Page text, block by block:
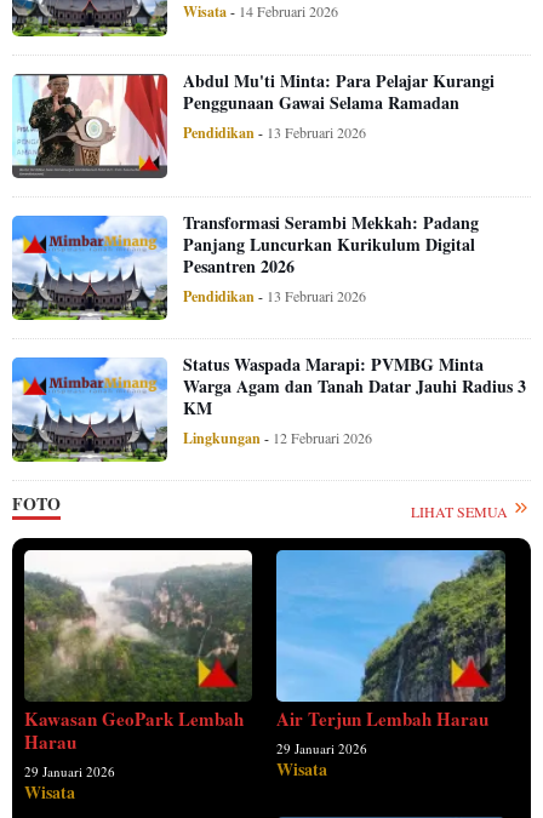
Wisata- 14 Februari 2026
Abdul Mu'ti Minta: Para Pelajar Kurangi
Penggunaan Gawai Selama Ramadan
Pendidikan- 13 Februari 2026
Transformasi Serambi Mekkah: Padang
Panjang Luncurkan Kurikulum Digital
Pesantren 2026
Pendidikan- 13 Februari 2026
Status Waspada Marapi: PVMBG Minta
Warga Agam dan Tanah Datar Jauhi Radius 3
KM
Lingkungan- 12 Februari 2026
FOTO LIHAT SEMUA
Kawasan GeoPark Lembah
Harau
29 Januari 2026
Wisata
Air Terjun Lembah Harau
29 Januari 2026
Wisata